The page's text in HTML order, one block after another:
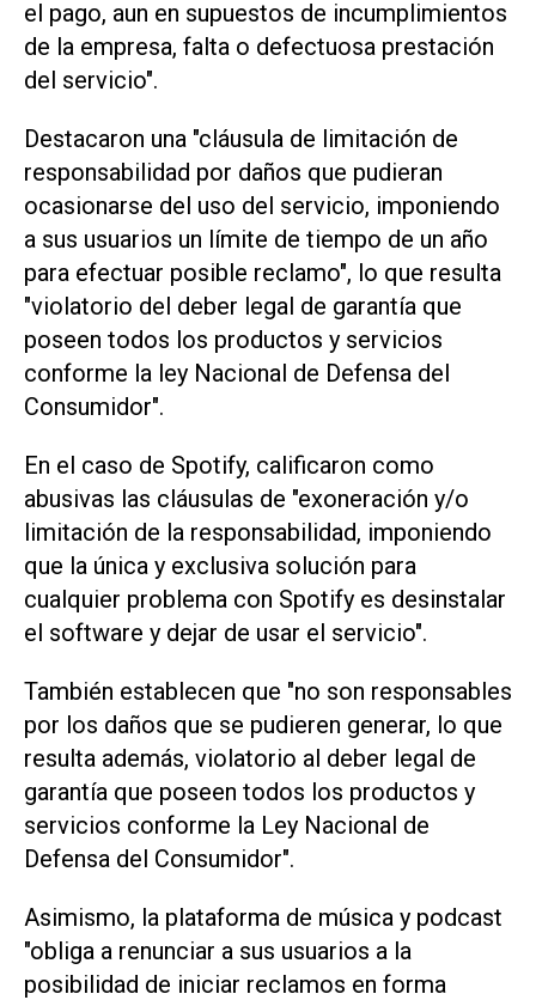
el pago, aun en supuestos de incumplimientos
de la empresa, falta o defectuosa prestación
del servicio".
Destacaron una "cláusula de limitación de
responsabilidad por daños que pudieran
ocasionarse del uso del servicio, imponiendo
a sus usuarios un límite de tiempo de un año
para efectuar posible reclamo", lo que resulta
"violatorio del deber legal de garantía que
poseen todos los productos y servicios
conforme la ley Nacional de Defensa del
Consumidor".
En el caso de Spotify, calificaron como
abusivas las cláusulas de "exoneración y/o
limitación de la responsabilidad, imponiendo
que la única y exclusiva solución para
cualquier problema con Spotify es desinstalar
el software y dejar de usar el servicio".
También establecen que "no son responsables
por los daños que se pudieren generar, lo que
resulta además, violatorio al deber legal de
garantía que poseen todos los productos y
servicios conforme la Ley Nacional de
Defensa del Consumidor".
Asimismo, la plataforma de música y podcast
"obliga a renunciar a sus usuarios a la
posibilidad de iniciar reclamos en forma